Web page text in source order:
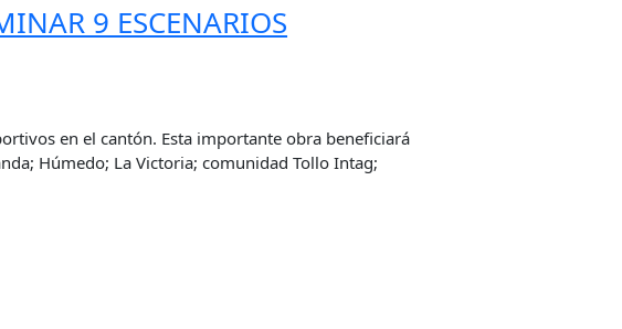
9 ESCENARIOS
en el cantón. Esta importante obra beneficiará
Húmedo; La Victoria; comunidad Tollo Intag;